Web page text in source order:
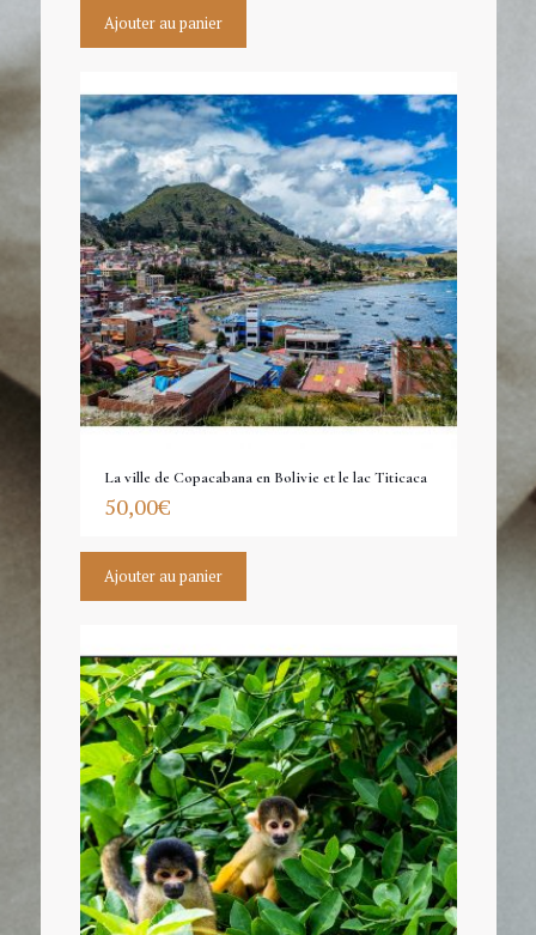
Ajouter au panier
La ville de Copacabana en Bolivie et le lac Titicaca
50,00€
Ajouter au panier